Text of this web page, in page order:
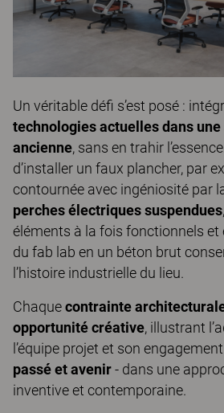
Un véritable défi s’est posé :
technologies actuelles dans
ancienne, sans en trahir
d’installer un faux plancher, par
contournée avec ingéniosité par
perches électriques suspendues
éléments à la fois fonctionnels et
du fab lab en un béton brut
l’histoire industrielle du lieu.
Chaquecontrainte
opportunité créative, illustrant
l’équipe projet et son
passé et avenir- dans une
inventive et contemporaine.